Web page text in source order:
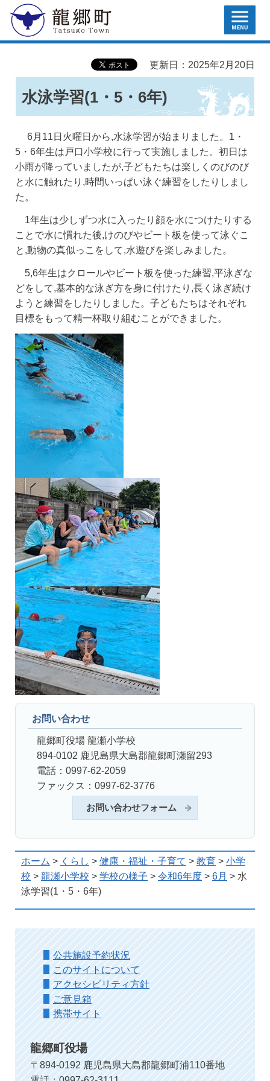
龍郷町 MENU
更新日：2025年2月20日
水泳学習(1・5・6年)
6月11日火曜日から,水泳学習が始まりました。1・
5・6年生は戸口小学校に行って実施しました。初日は
小雨が降っていましたが,子どもたちは楽しくのびのび
と水に触れたり,時間いっぱい泳ぐ練習をしたりしまし
た。
1年生は少しずつ水に入ったり顔を水につけたりする
ことで水に慣れた後,けのびやビート板を使って泳ぐこ
と,動物の真似っこをして,水遊びを楽しみました。
5,6年生はクロールやビート板を使った練習,平泳ぎな
どをして,基本的な泳ぎ方を身に付けたり,長く泳ぎ続け
ようと練習をしたりしました。子どもたちはそれぞれ
目標をもって精一杯取り組むことができました。
お問い合わせ
龍郷町役場 龍瀬小学校
894-0102 鹿児島県大島郡龍郷町瀬留293
電話：0997-62-2059
ファックス：0997-62-3776
お問い合わせフォーム
ホーム > くらし > 健康・福祉・子育て > 教育 > 小学
校 > 龍瀬小学校 > 学校の様子 > 令和6年度 > 6月 > 水
泳学習(1・5・6年)
公共施設予約状況
このサイトについて
アクセシビリティ方針
ご意見箱
携帯サイト
龍郷町役場
〒894-0192 鹿児島県大島郡龍郷町浦110番地